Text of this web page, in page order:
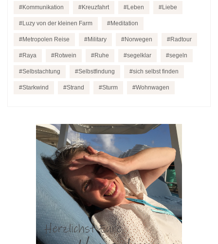
Kommunikation Kreuzfahrt Leben Liebe
Luzy von der kleinen Farm Meditation
Metropolen Reise Military Norwegen Radtour
Raya Rotwein Ruhe segelklar segeln
Selbstachtung Selbstfindung sich selbst finden
Starkwind Strand Sturm Wohnwagen